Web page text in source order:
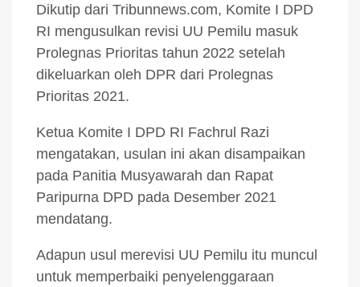
Dikutip dari Tribunnews.com, Komite I DPD
RI mengusulkan revisi UU Pemilu masuk
Prolegnas Prioritas tahun 2022 setelah
dikeluarkan oleh DPR dari Prolegnas
Prioritas 2021.
Ketua Komite I DPD RI Fachrul Razi
mengatakan, usulan ini akan disampaikan
pada Panitia Musyawarah dan Rapat
Paripurna DPD pada Desember 2021
mendatang.
Adapun usul merevisi UU Pemilu itu muncul
untuk memperbaiki penyelenggaraan